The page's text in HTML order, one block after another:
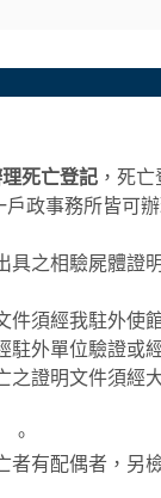
死亡登記，死亡
政事務所皆可
具之相驗屍體證
件須經我駐外使
外單位驗證或
之證明文件須經
。
者有配偶者，另